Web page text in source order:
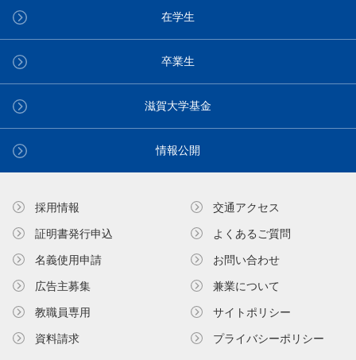
在学生
卒業生
滋賀大学基金
情報公開
採用情報
証明書発⾏申込
名義使⽤申請
広告主募集
教職員専⽤
資料請求
交通アクセス
よくあるご質問
お問い合わせ
兼業について
サイトポリシー
プライバシーポリシー